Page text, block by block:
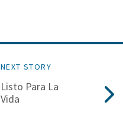
NEXT STORY
Listo Para La
Vida